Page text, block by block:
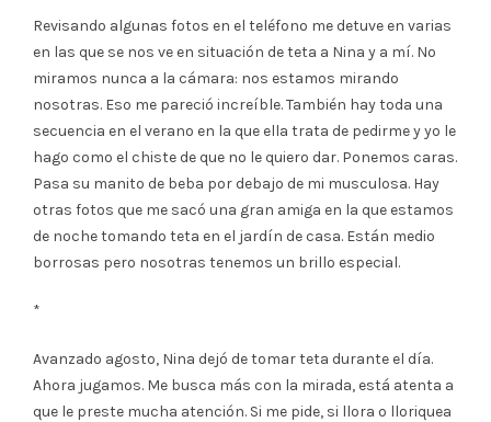
Revisando algunas fotos en el teléfono me detuve en varias
en las que se nos ve en situación de teta a Nina y a mí. No
miramos nunca a la cámara: nos estamos mirando
nosotras. Eso me pareció increíble. También hay toda una
secuencia en el verano en la que ella trata de pedirme y yo le
hago como el chiste de que no le quiero dar. Ponemos caras.
Pasa su manito de beba por debajo de mi musculosa. Hay
otras fotos que me sacó una gran amiga en la que estamos
de noche tomando teta en el jardín de casa. Están medio
borrosas pero nosotras tenemos un brillo especial.
*
Avanzado agosto, Nina dejó de tomar teta durante el día.
Ahora jugamos. Me busca más con la mirada, está atenta a
que le preste mucha atención. Si me pide, si llora o lloriquea